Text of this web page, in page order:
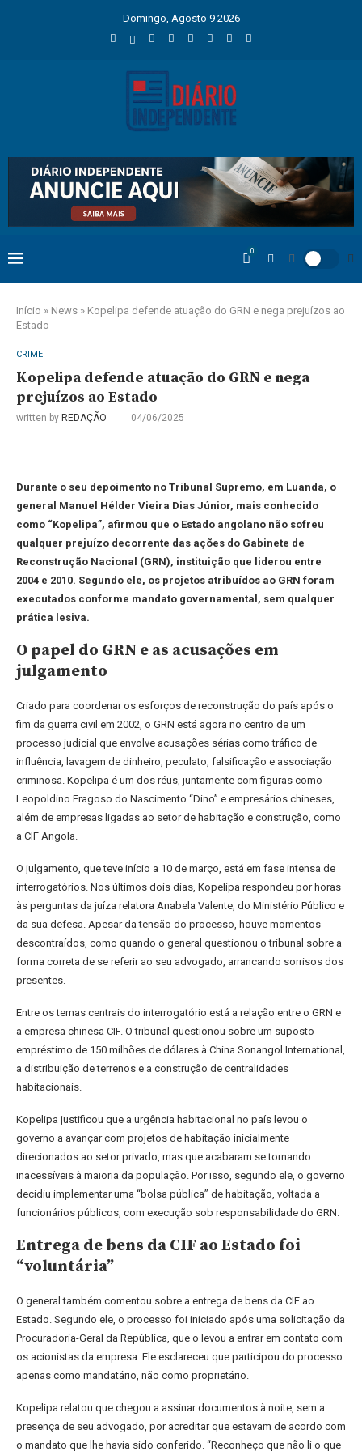
Domingo, Agosto 9 2026
0
Início » News » Kopelipa defende atuação do GRN e nega prejuízos ao
Estado
CRIME
Kopelipa defende atuação do GRN e nega
prejuízos ao Estado
written by REDAÇÃO 04/06/2025
Durante o seu depoimento no Tribunal Supremo, em Luanda, o
general Manuel Hélder Vieira Dias Júnior, mais conhecido
como “Kopelipa”, afirmou que o Estado angolano não sofreu
qualquer prejuízo decorrente das ações do Gabinete de
Reconstrução Nacional (GRN), instituição que liderou entre
2004 e 2010. Segundo ele, os projetos atribuídos ao GRN foram
executados conforme mandato governamental, sem qualquer
prática lesiva.
O papel do GRN e as acusações em
julgamento
Criado para coordenar os esforços de reconstrução do país após o
fim da guerra civil em 2002, o GRN está agora no centro de um
processo judicial que envolve acusações sérias como tráfico de
influência, lavagem de dinheiro, peculato, falsificação e associação
criminosa. Kopelipa é um dos réus, juntamente com figuras como
Leopoldino Fragoso do Nascimento “Dino” e empresários chineses,
além de empresas ligadas ao setor de habitação e construção, como
a CIF Angola.
O julgamento, que teve início a 10 de março, está em fase intensa de
interrogatórios. Nos últimos dois dias, Kopelipa respondeu por horas
às perguntas da juíza relatora Anabela Valente, do Ministério Público e
da sua defesa. Apesar da tensão do processo, houve momentos
descontraídos, como quando o general questionou o tribunal sobre a
forma correta de se referir ao seu advogado, arrancando sorrisos dos
presentes.
Entre os temas centrais do interrogatório está a relação entre o GRN e
a empresa chinesa CIF. O tribunal questionou sobre um suposto
empréstimo de 150 milhões de dólares à China Sonangol International,
a distribuição de terrenos e a construção de centralidades
habitacionais.
Kopelipa justificou que a urgência habitacional no país levou o
governo a avançar com projetos de habitação inicialmente
direcionados ao setor privado, mas que acabaram se tornando
inacessíveis à maioria da população. Por isso, segundo ele, o governo
decidiu implementar uma “bolsa pública” de habitação, voltada a
funcionários públicos, com execução sob responsabilidade do GRN.
Entrega de bens da CIF ao Estado foi
“voluntária”
O general também comentou sobre a entrega de bens da CIF ao
Estado. Segundo ele, o processo foi iniciado após uma solicitação da
Procuradoria-Geral da República, que o levou a entrar em contato com
os acionistas da empresa. Ele esclareceu que participou do processo
apenas como mandatário, não como proprietário.
Kopelipa relatou que chegou a assinar documentos à noite, sem a
presença de seu advogado, por acreditar que estavam de acordo com
o mandato que lhe havia sido conferido. “Reconheço que não li o que